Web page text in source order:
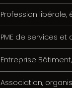
Profession
PME de services
Entreprise
Association,